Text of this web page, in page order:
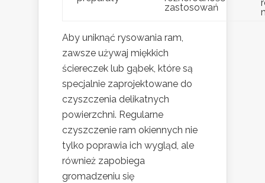
zastosowań
Aby uniknąć rysowania ram,
zawsze używaj miękkich
ściereczek lub gąbek, które są
specjalnie zaprojektowane do
czyszczenia delikatnych
powierzchni. Regularne
czyszczenie ram okiennych nie
tylko poprawia ich wygląd, ale
również zapobiega
gromadzeniu się